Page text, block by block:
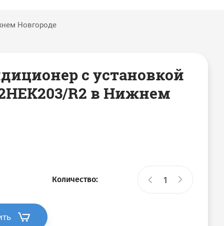
Новгороде
с установкой
R2 в Нижнем
Количество: